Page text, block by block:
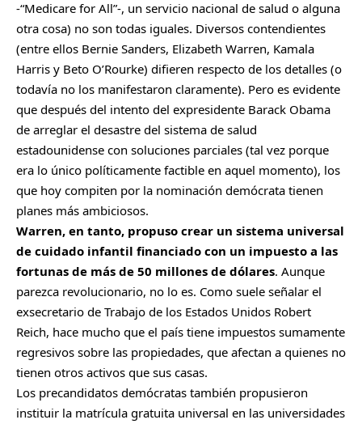
-“Medicare for All”-, un servicio nacional de salud o alguna
otra cosa) no son todas iguales. Diversos contendientes
(entre ellos Bernie Sanders, Elizabeth Warren, Kamala
Harris y Beto O’Rourke) difieren respecto de los detalles (o
todavía no los manifestaron claramente). Pero es evidente
que después del intento del expresidente Barack Obama
de arreglar el desastre del sistema de salud
estadounidense con soluciones parciales (tal vez porque
era lo único políticamente factible en aquel momento), los
que hoy compiten por la nominación demócrata tienen
planes más ambiciosos.
Warren, en tanto, propuso crear un sistema universal
de cuidado infantil financiado con un impuesto a las
fortunas de más de 50 millones de dólares. Aunque
parezca revolucionario, no lo es. Como suele señalar el
exsecretario de Trabajo de los Estados Unidos Robert
Reich, hace mucho que el país tiene impuestos sumamente
regresivos sobre las propiedades, que afectan a quienes no
tienen otros activos que sus casas.
Los precandidatos demócratas también propusieron
instituir la matrícula gratuita universal en las universidades